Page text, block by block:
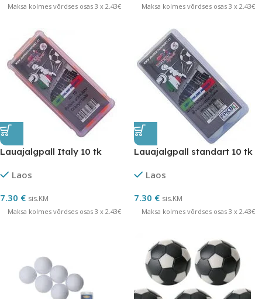
Maksa kolmes võrdses osas 3 x 2.43€ Maksa kolmes võrdses osas 3 x 2.43€
Lauajalgpall Italy 10 tk
Laos
7.30 € sis.KM
Maksa kolmes võrdses osas 3 x 2.43€
Lauajalgpall standart 10 tk
Laos
7.30 € sis.KM
Maksa kolmes võrdses osas 3 x 2.43€